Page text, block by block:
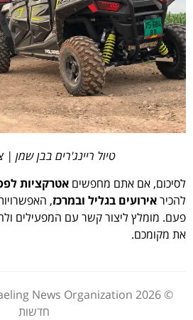
טיול ריינג'רים בבן שמן |
לסיכום, אם אתם מחפשים אטרקציות לפסח
להכיראירועים בגליל ובמרכז,
פעם. מומלץ ליצור קשר עם המפעילים
את מקומכם.
חדשות